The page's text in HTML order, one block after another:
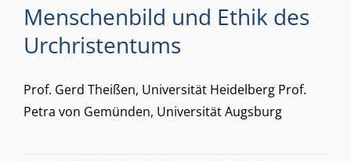
Menschenbild und Ethik des
Urchristentums
Prof. Gerd Theißen, Universität Heidelberg Prof.
Petra von Gemünden, Universität Augsburg